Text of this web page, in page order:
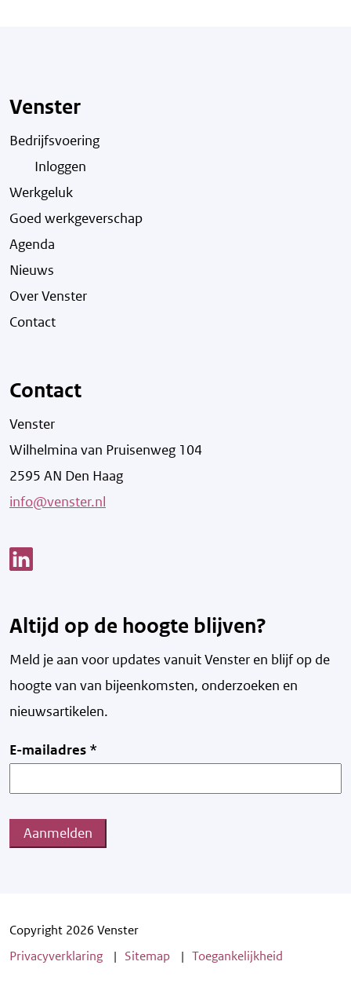
Venster
Bedrijfsvoering
Inloggen
Werkgeluk
Goed werkgeverschap
Agenda
Nieuws
Over Venster
Contact
Contact
Venster
Wilhelmina van Pruisenweg 104
2595 AN Den Haag
info@venster.nl
Altijd op de hoogte blijven?
Meld je aan voor updates vanuit Venster en blijf op de
hoogte van van bijeenkomsten, onderzoeken en
nieuwsartikelen.
E-mailadres *
Aanmelden
Copyright 2026 Venster
Privacyverklaring
Sitemap Toegankelijkheid